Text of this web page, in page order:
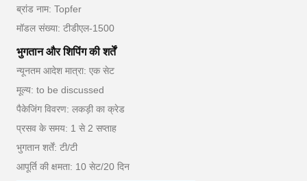
ब्रांड नाम: Topfer
मॉडल संख्या: टीडीएल-1500
भुगतान और शिपिंग की शर्तें
न्यूनतम आदेश मात्रा: एक सेट
मूल्य: to be discussed
पैकेजिंग विवरण: लकड़ी का क्रेड
प्रसव के समय: 1 से 2 सप्ताह
भुगतान शर्तें: टी/टी
आपूर्ति की क्षमता: 10 सेट/20 दिन